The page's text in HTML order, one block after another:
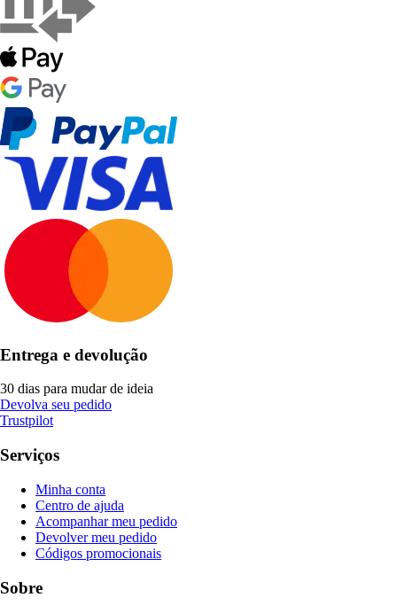
Entrega e devolução
30 dias para mudar de ideia
Devolva seu pedido
Trustpilot
Serviços
Minha conta
Centro de ajuda
Acompanhar meu pedido
Devolver meu pedido
Códigos promocionais
Sobre